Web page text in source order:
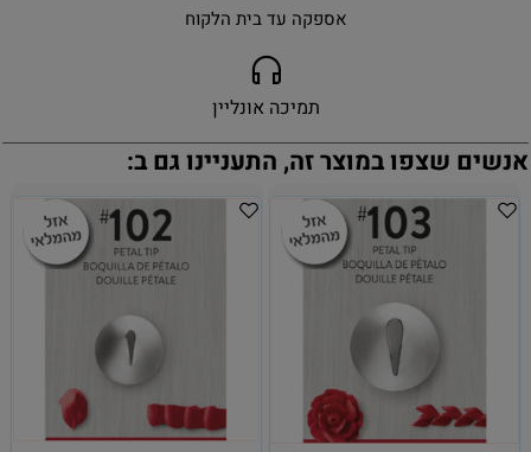
אספקה עד בית הלקוח
תמיכה אונליין
אנשים שצפו במוצר זה, התעניינו גם ב: